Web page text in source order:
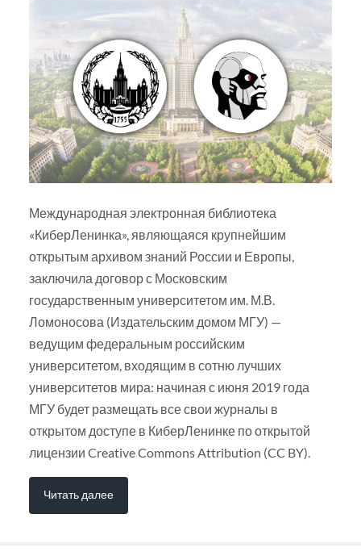
Международная электронная библиотека
«КиберЛенинка», являющаяся крупнейшим
открытым архивом знаний России и Европы,
заключила договор с Московским
государственным университетом им. М.В.
Ломоносова (Издательским домом МГУ) —
ведущим федеральным российским
университетом, входящим в сотню лучших
университетов мира: начиная с июня 2019 года
МГУ будет размещать все свои журналы в
открытом доступе в КиберЛенинке по открытой
лицензии Creative Commons Attribution (CC BY).
Читать далее